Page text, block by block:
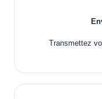
Transmettez